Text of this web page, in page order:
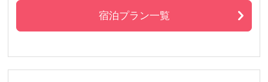
宿泊プラン一覧